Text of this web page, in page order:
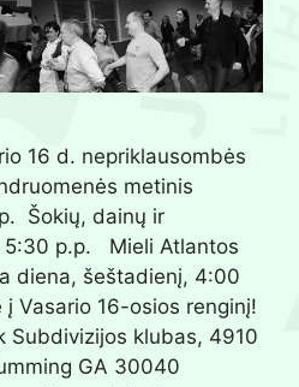
16 d. nepriklausombės
metinis
Šokių, dainų ir
5:30 p.p. Mieli Atlantos
diena, šeštadienį, 4:00
Vasario 16-osios renginį!
Subdivizijos klubas, 4910
GA 30040